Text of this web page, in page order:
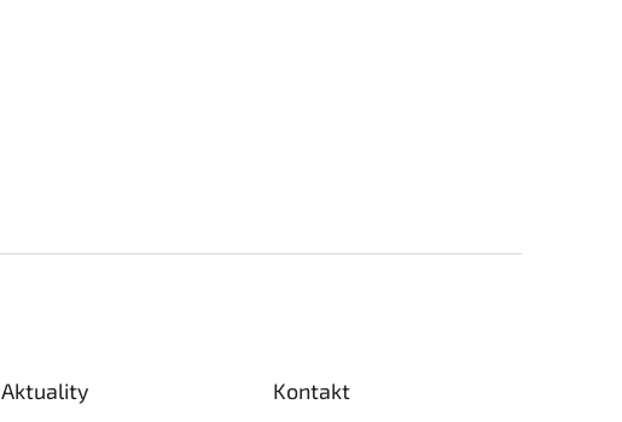
Aktuality Kontakt